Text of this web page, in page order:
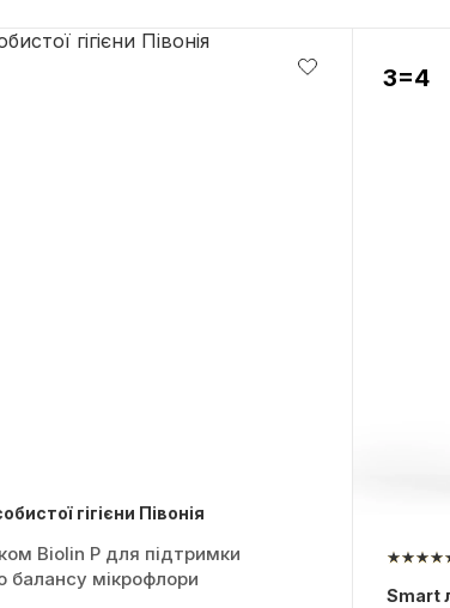
гігієни Півонія
Biolin P для підтримки
балансу мікрофлори
3=4
Smart